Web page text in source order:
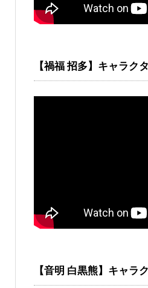
【禍福 招多】キャラク
【音明 白黒熊】キャラ